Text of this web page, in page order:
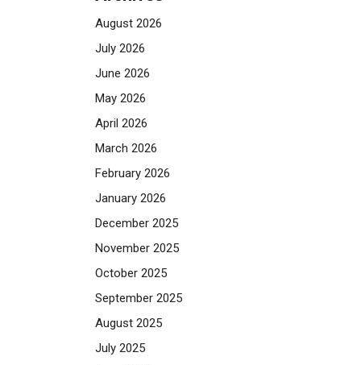
August 2026
July 2026
June 2026
May 2026
April 2026
March 2026
February 2026
January 2026
December 2025
November 2025
October 2025
September 2025
August 2025
July 2025